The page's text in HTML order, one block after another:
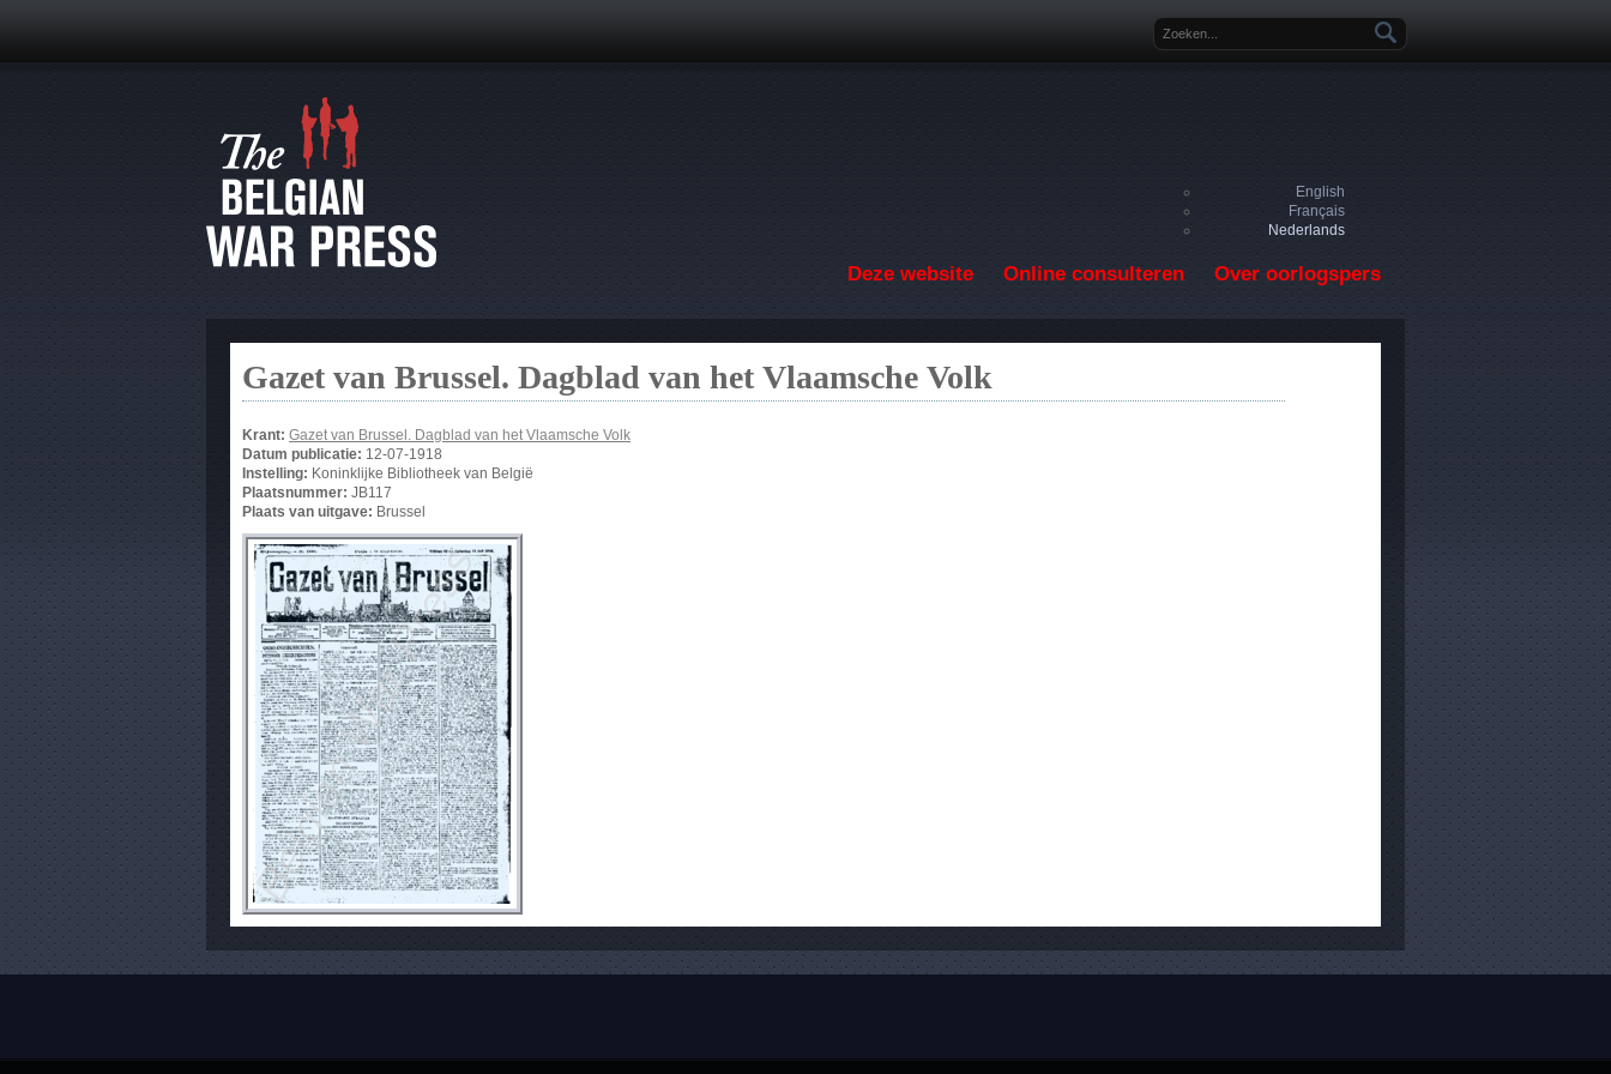
Zoekveld
English
Français
Nederlands
Deze website Online consulteren Over oorlogspers
Gazet van Brussel. Dagblad van het Vlaamsche Volk
Krant: Gazet van Brussel. Dagblad van het Vlaamsche Volk
Datum publicatie: 12-07-1918
Instelling: Koninklijke Bibliotheek van België
Plaatsnummer: JB117
Plaats van uitgave: Brussel